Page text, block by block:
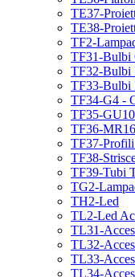
TE37-
TE38-
TF2-
TF31-Bulbi
TF32-Bulbi
TF33-Bulbi
TF34-G4 -
TF35-
TF36-
TF37-
TF38-
TF39-Tubi
TG2-
TH2-Led
TL2-Led
TL31-
TL32-
TL33-
TL34-